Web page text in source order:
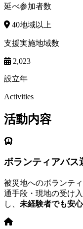
延べ参加者数
40地域以上
支援実施地域数
2,023
設立年
Activities
活動内容
ボランティアバス
被災地へのボランテ
通手段・現地の受け
し、 未経験者でも安